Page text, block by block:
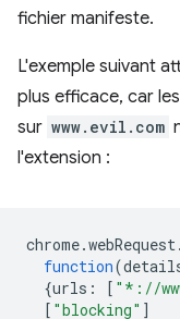
fichier manifeste.
L'exemple suivant
plus efficace, car
sur www.evil.com
l'extension :
chrome.webRequest.
function(
{urls : [ "*://
[ "blocking" ]